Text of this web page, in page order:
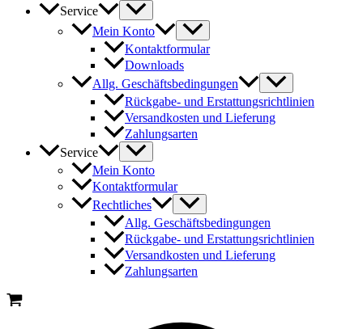
Service
Mein Konto
Kontaktformular
Downloads
Allg. Geschäftsbedingungen
Rückgabe- und Erstattungsrichtlinien
Versandkosten und Lieferung
Zahlungsarten
Service
Mein Konto
Kontaktformular
Rechtliches
Allg. Geschäftsbedingungen
Rückgabe- und Erstattungsrichtlinien
Versandkosten und Lieferung
Zahlungsarten